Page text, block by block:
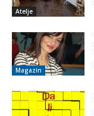
Atelje
Magazin